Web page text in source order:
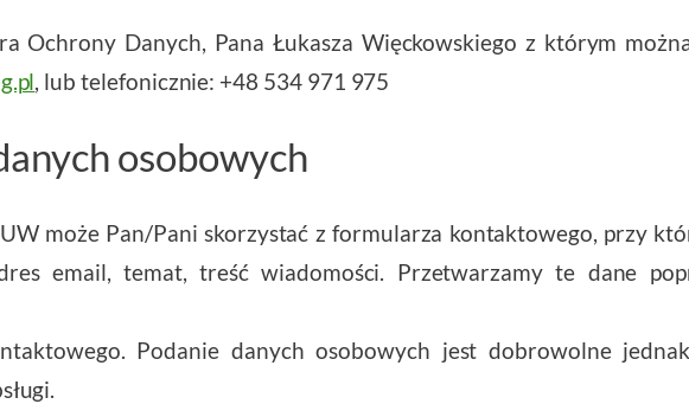
Ochrony Danych, Pana Łukasza Więckowskiego z którym
, lub telefonicznie: +48 534 971 975
osobowych
może Pan/Pani skorzystać z formularza kontaktowego, przy
email, temat, treść wiadomości. Przetwarzamy te dane
Podanie danych osobowych jest dobrowolne